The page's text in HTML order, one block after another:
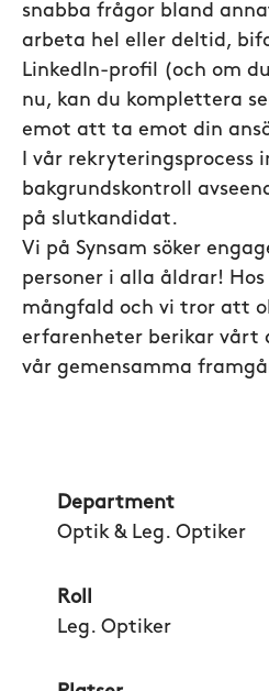
snabba frågor bland
arbeta hel eller deltid,
LinkedIn-profil (och om
nu, kan du komplettera
emot att ta emot din
I vår rekryteringsprocess
bakgrundskontroll
på slutkandidat.
Vi på Synsam söker
personer i alla åldrar!
mångfald och vi tror att
erfarenheter berikar vårt
vår gemensamma
Department
Optik & Leg. Optiker
Roll
Leg. Optiker